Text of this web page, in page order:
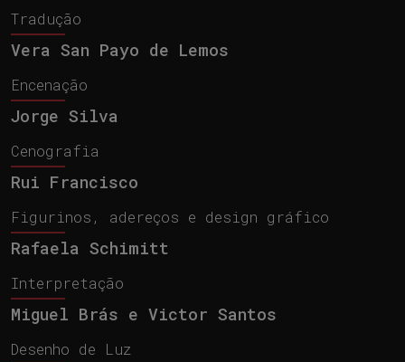
Tradução
Vera San Payo de Lemos
Encenação
Jorge Silva
Cenografia
Rui Francisco
Figurinos, adereços e design gráfico
Rafaela Schimitt
Interpretação
Miguel Brás e Victor Santos
Desenho de Luz